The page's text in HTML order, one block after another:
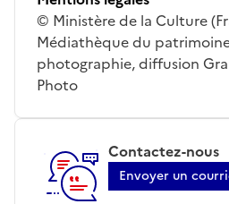
© Ministère de la Culture
Médiathèque du
photographie, diffusion
Photo
Contactez-nous
Envoyer un